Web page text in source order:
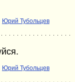
Юрий Тубольцев
Юрий Тубольцев